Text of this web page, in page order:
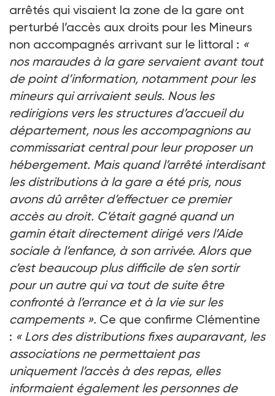
arrêtés qui visaient la zone de la gare ont
perturbé l’accès aux droits pour les Mineurs
non accompagnés arrivant sur le littoral : «
nos maraudes à la gare servaient avant tout
de point d’information, notamment pour les
mineurs qui arrivaient seuls. Nous les
redirigions vers les structures d’accueil du
département, nous les accompagnions au
commissariat central pour leur proposer un
hébergement. Mais quand l’arrêté interdisant
les distributions à la gare a été pris, nous
avons dû arrêter d’effectuer ce premier
accès au droit. C’était gagné quand un
gamin était directement dirigé vers l’Aide
sociale à l’enfance, à son arrivée. Alors que
c’est beaucoup plus difficile de s’en sortir
pour un autre qui va tout de suite être
confronté à l’errance et à la vie sur les
campements ». Ce que confirme Clémentine
: « Lors des distributions fixes auparavant, les
associations ne permettaient pas
uniquement l’accès à des repas, elles
informaient également les personnes de